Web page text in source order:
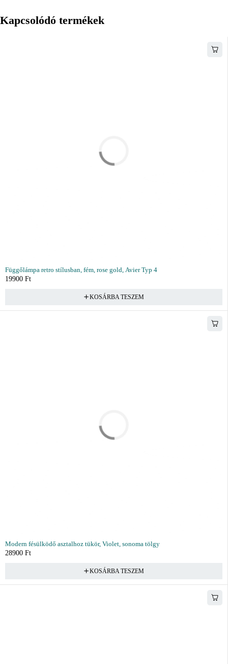
Kapcsolódó termékek
Függőlámpa retro stílusban, fém, rose gold, Avier Typ 4
19900 Ft
KOSÁRBA TESZEM
Modern fésülködő asztalhoz tükör, Violet, sonoma tölgy
28900 Ft
KOSÁRBA TESZEM